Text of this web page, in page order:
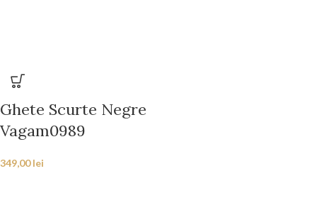
Ghete Scurte Negre
Vagam0989
349,00lei